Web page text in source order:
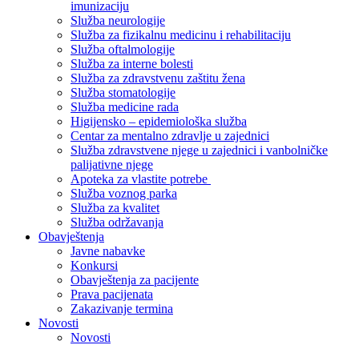
imunizaciju
Služba neurologije
Služba za fizikalnu medicinu i rehabilitaciju
Služba oftalmologije
Služba za interne bolesti
Služba za zdravstvenu zaštitu žena
Služba stomatologije
Služba medicine rada
Higijensko – epidemiološka služba
Centar za mentalno zdravlje u zajednici
Služba zdravstvene njege u zajednici i vanbolničke
palijativne njege
Apoteka za vlastite potrebe
Služba voznog parka
Služba za kvalitet
Služba održavanja
Obavještenja
Javne nabavke
Konkursi
Obavještenja za pacijente
Prava pacijenata
Zakazivanje termina
Novosti
Novosti